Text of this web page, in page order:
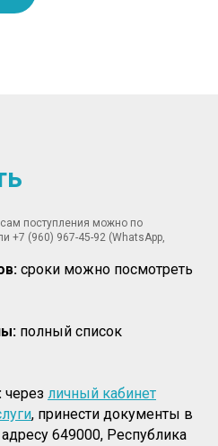
поступления можно по
+7 (960) 967-45-92 (WhatsApp,
сроки можно посмотреть
полный список
через личный кабинет
, принести документы в
649000, Республика